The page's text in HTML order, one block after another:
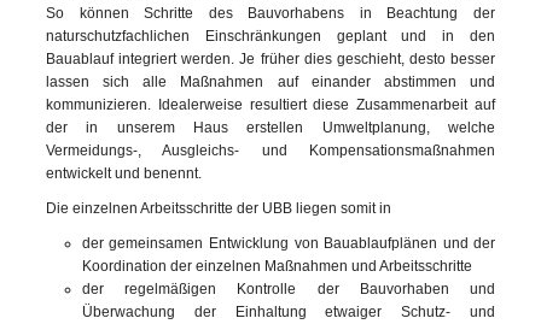
So können Schritte des Bauvorhabens in Beachtung der
naturschutzfachlichen Einschränkungen geplant und in den
Bauablauf integriert werden. Je früher dies geschieht, desto besser
lassen sich alle Maßnahmen auf einander abstimmen und
kommunizieren. Idealerweise resultiert diese Zusammenarbeit auf
der in unserem Haus erstellen Umweltplanung, welche
Vermeidungs-, Ausgleichs- und Kompensationsmaßnahmen
entwickelt und benennt.
Die einzelnen Arbeitsschritte der UBB liegen somit in
der gemeinsamen Entwicklung von Bauablaufplänen und der
Koordination der einzelnen Maßnahmen und Arbeitsschritte
der regelmäßigen Kontrolle der Bauvorhaben und
Überwachung der Einhaltung etwaiger Schutz- und